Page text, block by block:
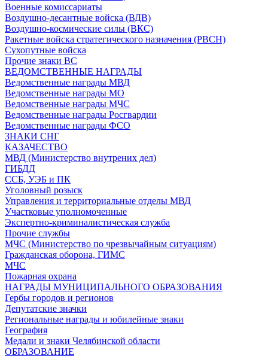
Военные комиссариаты
Воздушно-десантные войска (ВДВ)
Воздушно-космические силы (ВКС)
Ракетные войска стратегического назначения (РВСН)
Сухопутные войска
Прочие знаки ВС
ВЕДОМСТВЕННЫЕ НАГРАДЫ
Ведомственные награды МВД
Ведомственные награды МО
Ведомственные награды МЧС
Ведомственные награды Росгвардии
Ведомственные награды ФСО
ЗНАКИ СНГ
КАЗАЧЕСТВО
МВД (Министерство внутрених дел)
ГИБДД
ССБ, УЭБ и ПК
Уголовный розыск
Управления и территориальные отделы МВД
Участковые уполномоченные
Экспертно-криминалистическая служба
Прочие службы
МЧС (Министерство по чрезвычайным ситуациям)
Гражданская оборона, ГИМС
МЧС
Пожарная охрана
НАГРАДЫ МУНИЦИПАЛЬНОГО ОБРАЗОВАНИЯ
Гербы городов и регионов
Депутатские значки
Региональные награды и юбилейные знаки
География
Медали и знаки Челябинской области
ОБРАЗОВАНИЕ